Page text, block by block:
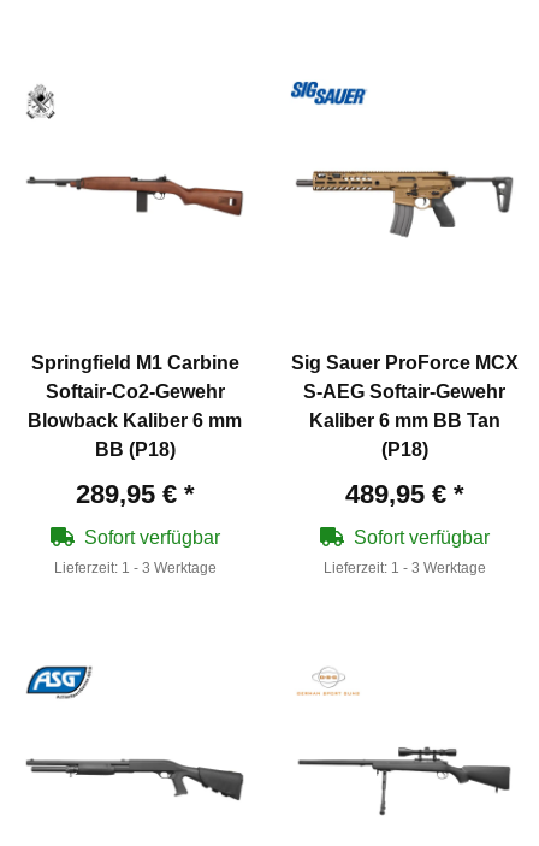
Springfield M1 Carbine
Softair-Co2-Gewehr
Blowback Kaliber 6 mm
BB (P18)
289,95 € *
Sofort verfügbar
Lieferzeit: 1 - 3 Werktage
Sig Sauer ProForce MCX
S-AEG Softair-Gewehr
Kaliber 6 mm BB Tan
(P18)
489,95 € *
Sofort verfügbar
Lieferzeit: 1 - 3 Werktage